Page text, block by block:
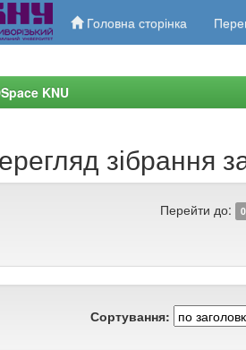
Головна сторінка
KNU
зібрання
Перейти до:
Сортування: